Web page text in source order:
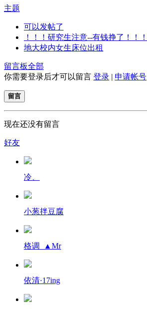
主题
可以发帖了
！！！研究生注意--有钱挣了！！！
地大校内女生床位出租
留言板全部
你需要登录后才可以留言 登录 | 申请帐号
留言
现在还没有留言
好友
冷、
小葱拌豆腐
格调_▲Mr
依清·17ing